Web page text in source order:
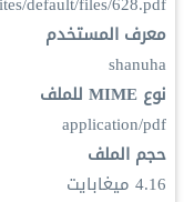
معرف المستخدم
shanuha
نوع MIME للملف
application/pdf
حجم الملف
4.16 ميغابايت